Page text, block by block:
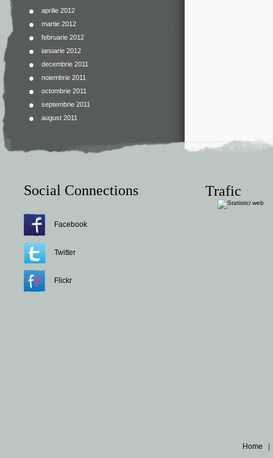
aprilie 2012
martie 2012
februarie 2012
ianuarie 2012
decembrie 2011
noiembrie 2011
octombrie 2011
septembrie 2011
august 2011
Social Connections
Facebook
Twitter
Flickr
Trafic
Home